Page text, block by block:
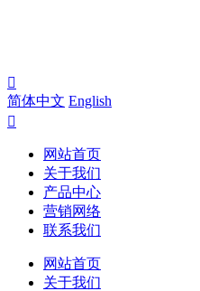

简体中文 English

网站首页
关于我们
产品中心
营销网络
联系我们
网站首页
关于我们